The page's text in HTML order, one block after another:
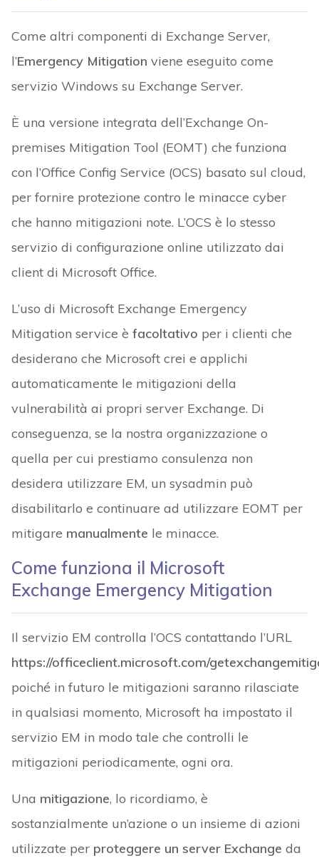
Come altri componenti di Exchange Server,
l’Emergency Mitigation viene eseguito come
servizio Windows su Exchange Server.
È una versione integrata dell’Exchange On-
premises Mitigation Tool (EOMT) che funziona
con l’Office Config Service (OCS) basato sul cloud,
per fornire protezione contro le minacce cyber
che hanno mitigazioni note. L’OCS è lo stesso
servizio di configurazione online utilizzato dai
client di Microsoft Office.
L’uso di Microsoft Exchange Emergency
Mitigation service è facoltativo per i clienti che
desiderano che Microsoft crei e applichi
automaticamente le mitigazioni della
vulnerabilità ai propri server Exchange. Di
conseguenza, se la nostra organizzazione o
quella per cui prestiamo consulenza non
desidera utilizzare EM, un sysadmin può
disabilitarlo e continuare ad utilizzare EOMT per
mitigare manualmente le minacce.
Come funziona il Microsoft
Exchange Emergency Mitigation
Il servizio EM controlla l’OCS contattando l’URL
https://officeclient.microsoft.com/
poiché in futuro le mitigazioni saranno rilasciate
in qualsiasi momento, Microsoft ha impostato il
servizio EM in modo tale che controlli le
mitigazioni periodicamente, ogni ora.
Una mitigazione, lo ricordiamo, è
sostanzialmente un’azione o un insieme di azioni
utilizzate per proteggere un server Exchange da